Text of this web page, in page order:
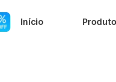
Início